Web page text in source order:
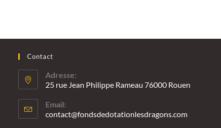
Contact
Adresse:
25 rue Jean Philippe Rameau 76000 Rouen
Email:
contact@fondsdedotationlesdragons.comS’ouvre